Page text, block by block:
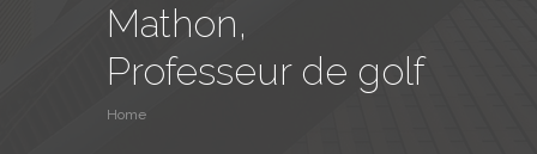
Mathon,
Professeur de golf
Home